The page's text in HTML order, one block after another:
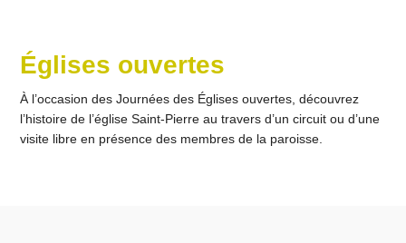
Églises ouvertes
À l’occasion des Journées des Églises ouvertes, découvrez
l’histoire de l’église Saint-Pierre au travers d’un circuit ou d’une
visite libre en présence des membres de la paroisse.